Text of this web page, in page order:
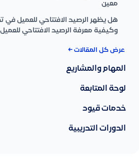
معين
هل يظهر الرصيد الافتتاحي للعميل في
وكيفية معرفة الرصيد الافتتاحي للعميل
عرض كل المقالات ←
المهام والمشاريع
لوحة المتابعة
خدمات قيود
الدورات التدريبية